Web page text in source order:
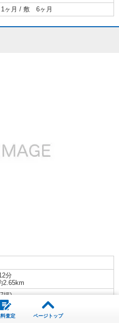
1ヶ月 / 敷 6ヶ月
分
2.65km
坪)
なし / 敷 8ヶ月
査定 ページトップ